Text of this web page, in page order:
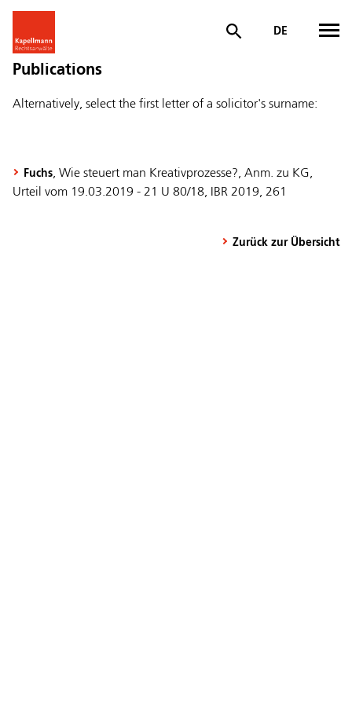
DE
Publications
Alternatively, select the first letter of a solicitor's surname:
Fuchs, Wie steuert man Kreativprozesse?, Anm. zu KG,
Urteil vom 19.03.2019 - 21 U 80/18, IBR 2019, 261
Zurück zur Übersicht